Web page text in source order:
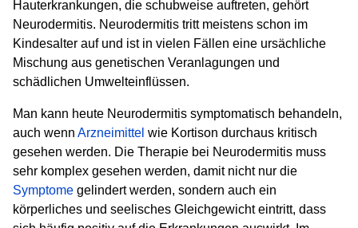
Hauterkrankungen, die schubweise auftreten, gehört
Neurodermitis. Neurodermitis tritt meistens schon im
Kindesalter auf und ist in vielen Fällen eine ursächliche
Mischung aus genetischen Veranlagungen und
schädlichen Umwelteinflüssen.
Man kann heute Neurodermitis symptomatisch behandeln,
auch wenn Arzneimittel wie Kortison durchaus kritisch
gesehen werden. Die Therapie bei Neurodermitis muss
sehr komplex gesehen werden, damit nicht nur die
Symptome gelindert werden, sondern auch ein
körperliches und seelisches Gleichgewicht eintritt, dass